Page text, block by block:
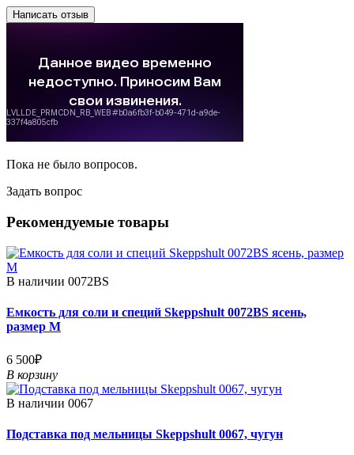
Написать отзыв
Пока не было вопросов.
Задать вопрос
Рекомендуемые товары
В наличии 0072BS
Емкость для соли и специй Skeppshult 0072BS ясень,
размер М
6 500₽
В корзину
В наличии 0067
Подставка под мельницы Skeppshult 0067, чугун